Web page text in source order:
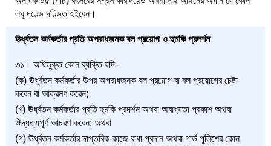
লঘু দণ্ডে দণ্ডিত হইবেন।
ঊর্ধ্বতন কর্মকর্তার প্রতি অপরাধজনক বল প্রয়োগ ও হুমকি প্রদর্শন
৩১। অধিভুক্ত কোন ব্যক্তি যদি-
(ক) ঊর্ধ্বতন কর্মকর্তার উপর অপরাধজনক বল প্রয়োগ বা বল প্রয়োগের চেষ্টা
করেন বা আক্রমণ করেন;
(খ) ঊর্ধ্বতন কর্মকর্তার প্রতি হুমকি প্রদর্শন অথবা অবাধ্যতা প্রকাশ অথবা
ঔদ্ধত্যপূর্ণ আচরণ করেন; অথবা
(গ) ঊর্ধ্বতন কর্মকর্তার দাপ্তরিক কাজে বাধা প্রদান অথবা গার্ড পুলিশের কোন